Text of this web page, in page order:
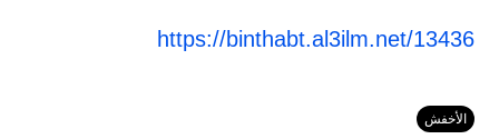
https://binthabt.al3ilm.net/13436
الأخفش